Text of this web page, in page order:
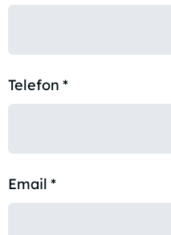
Telefon *
Email *